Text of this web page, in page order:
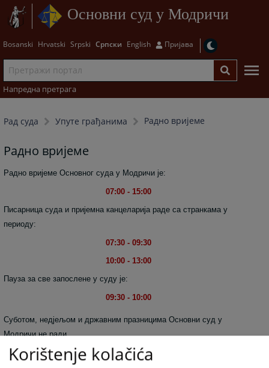
Основни суд у Модричи
Bosanski Hrvatski Srpski Српски English Пријава
Напредна претрага
Рад суда Упуте грађанима Радно вријеме
Радно вријеме
Радно вријеме Основног суда у Модричи је:
07:00 - 15:00
Писарница суда и пријемна канцеларија раде са странкама у
периоду:
07:30 - 09:30
10:00 - 13:00
Пауза за све запослене у суду је:
09:30 - 10:00
Суботом, недјељом и државним празницима Основни суд у
Модричи не ради.
4859ПРЕГЛЕДА
Korištenje kolačića